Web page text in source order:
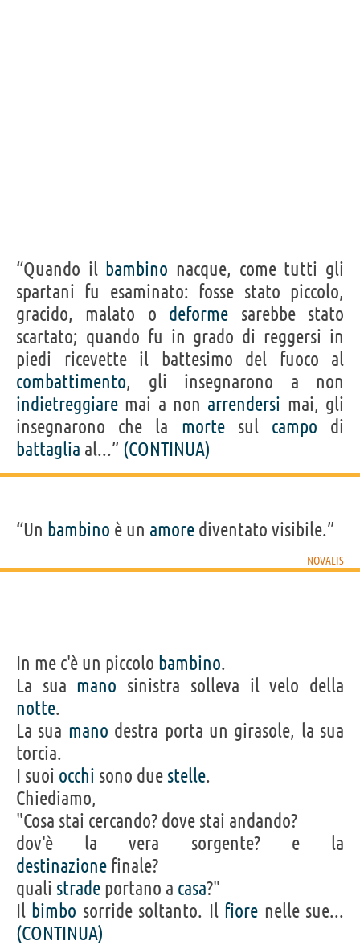
“Quando il bambino nacque, come tutti gli
spartani fu esaminato: fosse stato piccolo,
gracido, malato o deforme sarebbe stato
scartato; quando fu in grado di reggersi in
piedi ricevette il battesimo del fuoco al
combattimento, gli insegnarono a non
indietreggiare mai a non arrendersi mai, gli
insegnarono che la mortesul campo di
battaglia al...” (CONTINUA)
“Un bambino è un amore diventato visibile.”
NOVALIS
In me c'è un piccolo bambino.
La sua mano sinistra solleva il velo della
notte.
La sua mano destra porta un girasole, la sua
torcia.
I suoi occhi sono due stelle.
Chiediamo,
"Cosa stai cercando? dove stai andando?
dov'è la vera sorgente? e la
destinazione finale?
quali strade portano a casa?"
Il bimbo sorride soltanto. Il fiore nelle sue...
(CONTINUA)